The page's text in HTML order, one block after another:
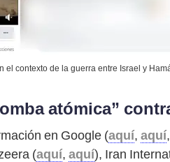
el contexto de la guerra entre Israel y
atómica”
en Google (aquí, aquí,
(aquí, aquí), Iran